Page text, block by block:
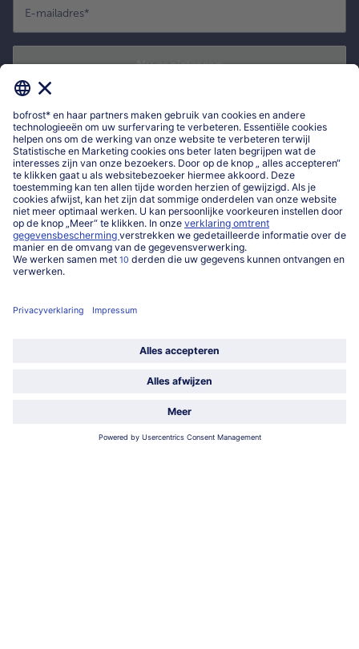
E-mailadres*
*Ik bevestig dat ik me wil inschrijven voor de bofrost* nieuwsbrief om
ontvangen. Ik heb kennisgenomen vanprivacyverklaringen de
voorwaardenvan bofrost*.
Nu registreren
Mijn bofrost*
www.bofrost.be
service@bofrost.be
016 98 1919